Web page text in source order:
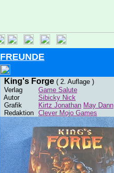
FREUNDE
King's Forge ( 2. Auflage )
Verlag
Game Salute
Autor
Sibicky Nick
Grafik
Kirtz Jonathan May Dann
Redaktion Clever Mojo Games